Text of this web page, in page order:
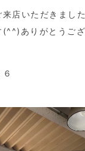
店いただきまし
ありがとうござ